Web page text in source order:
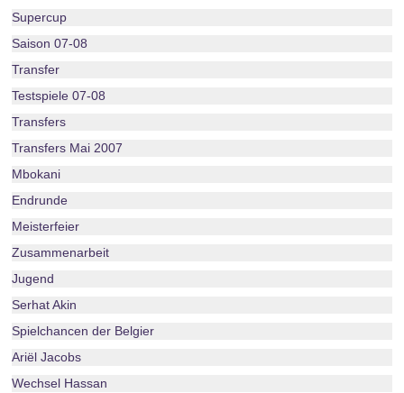
Supercup
Saison 07-08
Transfer
Testspiele 07-08
Transfers
Transfers Mai 2007
Mbokani
Endrunde
Meisterfeier
Zusammenarbeit
Jugend
Serhat Akin
Spielchancen der Belgier
Ariël Jacobs
Wechsel Hassan